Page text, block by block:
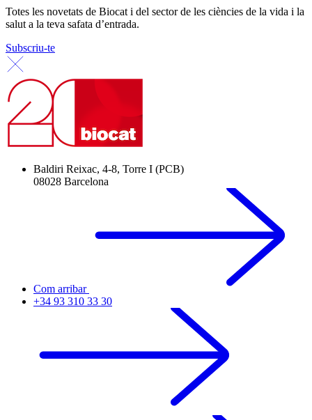
Totes les novetats de Biocat i del sector de les ciències de la vida i la
salut a la teva safata d’entrada.
Subscriu-te
Baldiri Reixac, 4-8, Torre I (PCB)
08028 Barcelona
Com arribar
+34 93 310 33 30